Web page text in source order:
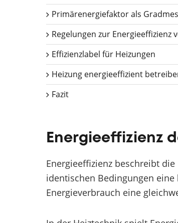
Primärenergiefaktor als
Regelungen zur Energieeffizienz
Effizienzlabel für Heizungen
Heizung energieeffizient
Fazit
Energieeffizienz
Energieeffizienz beschreibt
identischen Bedingungen
Energieverbrauch eine